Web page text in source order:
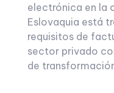
electrónica en la
Eslovaquia está
requisitos de
sector privado
de